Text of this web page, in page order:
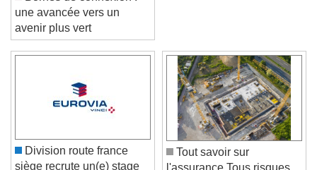
Play
Skip Backward
Skip Forward
Bornes de connexion :
une avancée vers un
avenir plus vert
Division route france
Tout savoir sur